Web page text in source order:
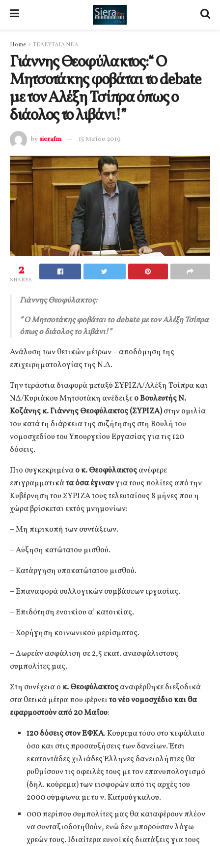
Home ΤΕΛΕΥΤΑΙΑ ΝΕΑ
Γιάννης Θεοφύλακτος:“ Ο
Μητσοτάκης φοβάται το debate
με τον Αλέξη Τσίπρα όπως ο
διάολος το λιβάνι!”
by sierafm 15 Μαΐου 2019
2
SHARES
Γιάννης Θεοφύλακτος:
“ Ο Μητσοτάκης φοβάται τοdebateμε τον Αλέξη Τσίπρα
όπως ο διάολος το λιβάνι!”
Ανάλυση των θετικών μέτρων – αποδόμηση της
επιχειρηματολογίας της Ν.Δ.
Την τεράστια διαφορά μεταξύ ΣΥΡΙΖΑ/Αλέξη Τσίπρα και
ΝΔ/Κυριάκου Μητσοτάκη ανέδειξεο Βουλευτής Ν.
Κοζάνης κ. Γιάννης Θεοφύλακτος (ΣΥΡΙΖΑ)στην ομιλία
του κατά τη διάρκεια της συζήτησης στη Βουλή του
νομοσχεδίου του Υπουργείου Εργασίας για τις 120
δόσεις.
Πιο συγκεκριμέναο κ. Θεοφύλακτοςανέφερε
επιγραμματικάτα όσα έγινανγια τους πολίτες από την
Κυβέρνηση του ΣΥΡΙΖΑ τους τελευταίους 8 μήνες που η
χώρα βρίσκεται εκτός μνημονίων:
– Μη περικοπή των συντάξεων.
– Αύξηση κατώτατου μισθού.
– Κατάργηση υποκατώτατου μισθού.
– Επαναφορά συλλογικών συμβάσεων εργασίας.
– Επιδότηση ενοικίου α’ κατοικίας.
– Χορήγηση κοινωνικού μερίσματος.
– Δωρεάν ασφάλιση σε 2,5 εκατ. ανασφάλιστους
συμπολίτες μας.
Στη συνέχεια οκ. Θεοφύλακτοςαναφέρθηκε διεξοδικά
στα θετικά μέτρα που φέρνειτο νέο νομοσχέδιο και θα
εφαρμοστούν από 20 Μαΐου:
120 δόσεις στον ΕΦΚΑ. Κούρεμα τόσο στο κεφάλαιο
όσο και στις προσαυξήσεις των δανείων. Έτσι
εκατοντάδες χιλιάδες Έλληνες δανειολήπτες θα
ρυθμίσουν τις οφειλές τους με τον επανυπολογισμό
(δηλ. κούρεμα) των εισφορών από τις αρχές του
2000 σύμφωνα με το ν. Κατρούγκαλου.
000 περίπου συμπολίτες μας θα καταφέρουν πλέον
να συνταξιοδοτηθούν, ενώ δεν μπορούσαν λόγω
χρεών τους. Ιδιαίτερα ευνοϊκές διατάξεις για τους